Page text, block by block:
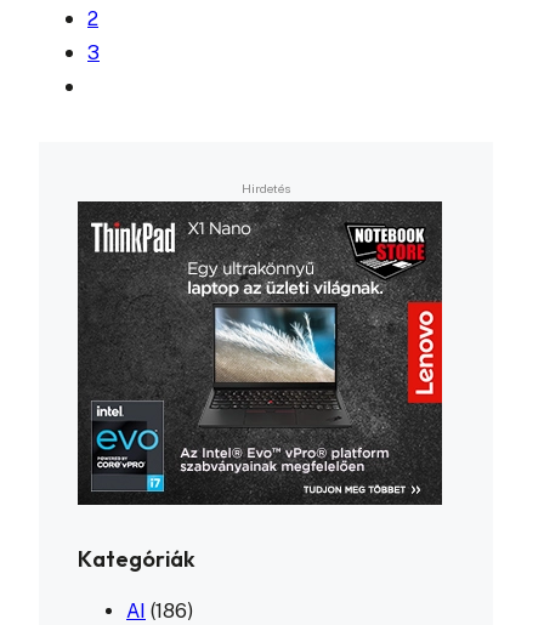
2
3
Kategóriák
AI (186)